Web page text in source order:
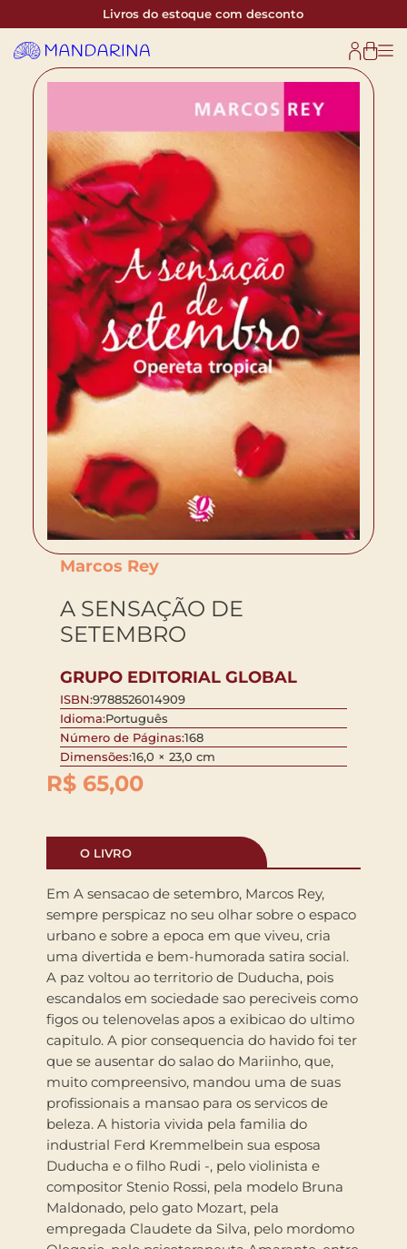
Livros do estoque com desconto
Marcos Rey
A SENSAÇÃO DE
SETEMBRO
GRUPO EDITORIAL GLOBAL
ISBN:9788526014909
Idioma:Português
Número de Páginas:168
Dimensões:16,0 × 23,0 cm
R$ 65,00
O LIVRO
Em A sensacao de setembro, Marcos Rey,
sempre perspicaz no seu olhar sobre o espaco
urbano e sobre a epoca em que viveu, cria
uma divertida e bem-humorada satira social.
A paz voltou ao territorio de Duducha, pois
escandalos em sociedade sao pereciveis como
figos ou telenovelas apos a exibicao do ultimo
capitulo. A pior consequencia do havido foi ter
que se ausentar do salao do Mariinho, que,
muito compreensivo, mandou uma de suas
profissionais a mansao para os servicos de
beleza. A historia vivida pela familia do
industrial Ferd Kremmelbein sua esposa
Duducha e o filho Rudi -, pelo violinista e
compositor Stenio Rossi, pela modelo Bruna
Maldonado, pelo gato Mozart, pela
empregada Claudete da Silva, pelo mordomo